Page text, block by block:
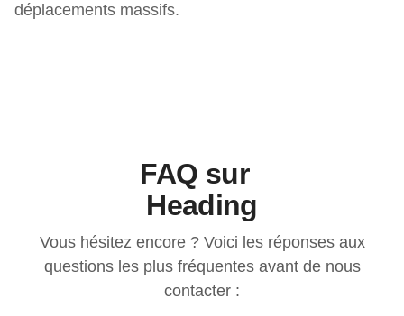
déplacements massifs.
FAQ sur
Heading
Vous hésitez encore ? Voici les réponses aux
questions les plus fréquentes avant de nous
contacter :